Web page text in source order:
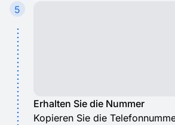
5
Erhalten Sie die Nummer
Kopieren Sie die